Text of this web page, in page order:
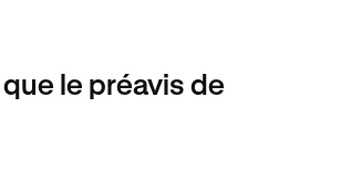
le préavis de